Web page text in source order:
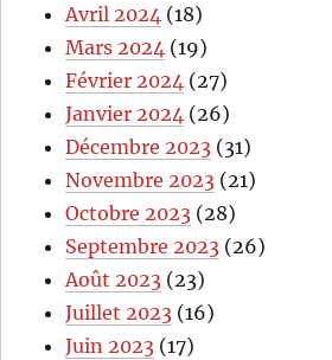
Avril 2024 (18)
Mars 2024 (19)
Février 2024 (27)
Janvier 2024 (26)
Décembre 2023 (31)
Novembre 2023 (21)
Octobre 2023 (28)
Septembre 2023 (26)
Août 2023 (23)
Juillet 2023 (16)
Juin 2023 (17)